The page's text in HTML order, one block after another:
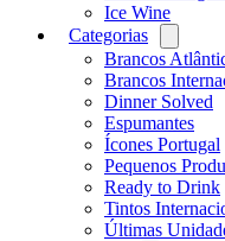
Ice Wine
Categorias
menu
Brancos
Brancos
Dinner Solved
Espumantes
Ícones Portugal
Pequenos
Ready to Drink
Tintos
Últimas